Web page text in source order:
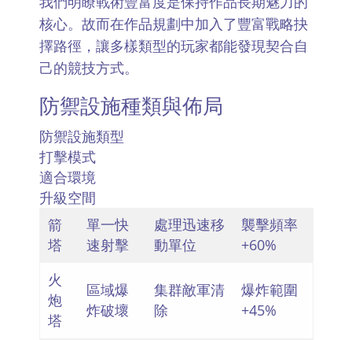
核心。故而在作品規劃中加入了豐富戰略抉
擇路徑，讓多樣類型的玩家都能發現契合自
己的競技方式。
防禦設施種類與佈局
防禦設施類型
打擊模式
適合環境
升級空間
箭
塔
單一快
速射擊
處理迅速移
動單位
襲擊頻率
+60%
火
炮
塔
區域爆
炸破壞
集群敵軍清
除
爆炸範圍
+45%